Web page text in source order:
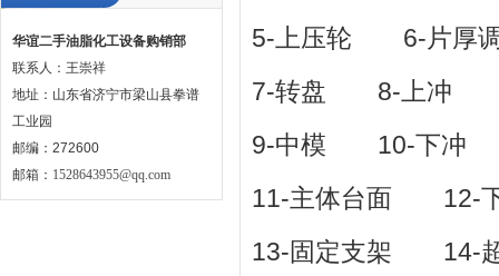
华谊二手油脂化工设备购销部
联系人：王崇祥
地址：山东省济宁市梁山县拳谱
工业园
邮编：272600
邮箱： 1528643955@qq.com
5-上压轮 6-片厚调
7-转盘 8-上冲
9-中模 10-下冲
11-主体台面 12-
13-固定支架 14-